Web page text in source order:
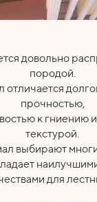
довольно
породой.
отличается
прочностью,
к гниению
текстурой.
выбирают
для